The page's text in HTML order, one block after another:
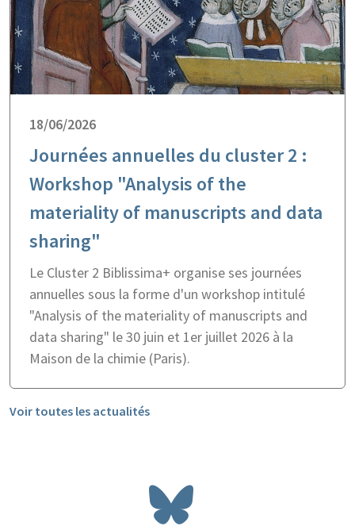
18/06/2026
Journées annuelles du cluster 2 :
Workshop "Analysis of the
materiality of manuscripts and data
sharing"
Le Cluster 2 Biblissima+ organise ses journées
annuelles sous la forme d'un workshop intitulé
"Analysis of the materiality of manuscripts and
data sharing" le 30 juin et 1er juillet 2026 à la
Maison de la chimie (Paris).
Voir toutes les actualités